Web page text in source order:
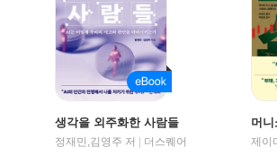
생각을 외주화한 사람들
정재민,김영주 저
더스퀘어
머